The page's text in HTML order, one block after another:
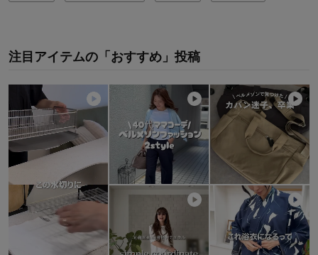
注目アイテムの「おすすめ」投稿